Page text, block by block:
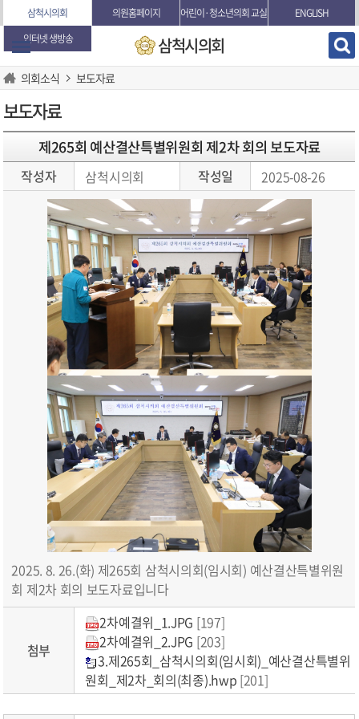
본문바로가기
삼척시의회 의원홈페이지 어린이·청소년의회 교실
ENGLISH
인터넷 생방송
삼척시의회
의회소식 보도자료
보도자료
제265회 예산결산특별위원회 제2차 회의 보도자료
작성자 삼척시의회 작성일 2025-08-26
2025. 8. 26.(화) 제265회 삼척시의회(임시회) 예산결산특별위원
회 제2차 회의 보도자료입니다
첨부
2차예결위_1.JPG [197]
2차예결위_2.JPG [203]
3.제265회_삼척시의회(임시회)_예산결산특별위
원회_제2차_회의(최종).hwp [201]